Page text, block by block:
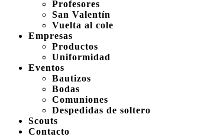
Profesores
San Valentín
Vuelta al cole
Empresas
Productos
Uniformidad
Eventos
Bautizos
Bodas
Comuniones
Despedidas de soltero
Scouts
Contacto